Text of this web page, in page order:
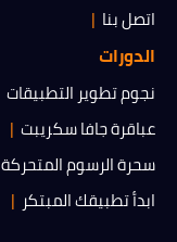
اتصل بنا
الدورات
نجوم تطوير التطبيقات
عباقرة جافا سكريبت
سحرة الرسوم المتحركة
ابدأ تطبيقك المبتكر